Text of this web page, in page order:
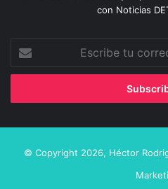
con Noticias
correo
© Copyright 2026, Héctor